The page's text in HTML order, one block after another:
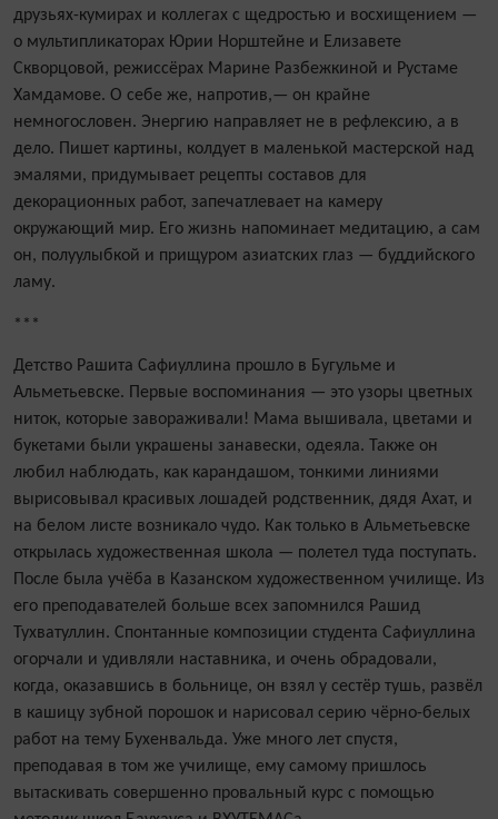
друзьях-кумирах и коллегах с щедростью и восхищением —
о мультипликаторах Юрии Норштейне и Елизавете
Скворцовой, режиссёрах Марине Разбежкиной и Рустаме
Хамдамове. О себе же, напротив,— он крайне
немногословен. Энергию направляет не в рефлексию, а в
дело. Пишет картины, колдует в маленькой мастерской над
эмалями, придумывает рецепты составов для
декорационных работ, запечатлевает на камеру
окружающий мир. Его жизнь напоминает медитацию, а сам
он, полуулыбкой и прищуром азиатских глаз — буддийского
ламу.
***
Детство Рашита Сафиуллина прошло в Бугульме и
Альметьевске. Первые воспоминания — это узоры цветных
ниток, которые завораживали! Мама вышивала, цветами и
букетами были украшены занавески, одеяла. Также он
любил наблюдать, как карандашом, тонкими линиями
вырисовывал красивых лошадей родственник, дядя Ахат, и
на белом листе возникало чудо. Как только в Альметьевске
открылась художественная школа — полетел туда поступать.
После была учёба в Казанском художественном училище. Из
его преподавателей больше всех запомнился Рашид
Тухватуллин. Спонтанные композиции студента Сафиуллина
огорчали и удивляли наставника, и очень обрадовали,
когда, оказавшись в больнице, он взял у сестёр тушь, развёл
в кашицу зубной порошок и нарисовал серию чёрно-белых
работ на тему Бухенвальда. Уже много лет спустя,
преподавая в том же училище, ему самому пришлось
вытаскивать совершенно провальный курс с помощью